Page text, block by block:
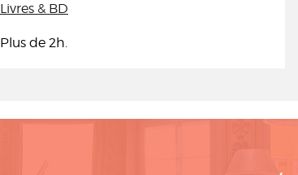
Livres & BD
Plus de 2h.